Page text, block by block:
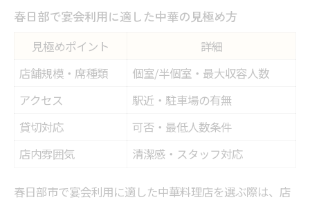
春日部で宴会利用に適した中華の見極め方
見極めポイント
詳細
店舗規模・席種類
個室/半個室・最大収容人数
アクセス
駅近・駐車場の有無
貸切対応
可否・最低人数条件
店内雰囲気
清潔感・スタッフ対応
春日部市で宴会利用に適した中華料理店を選ぶ際は、店